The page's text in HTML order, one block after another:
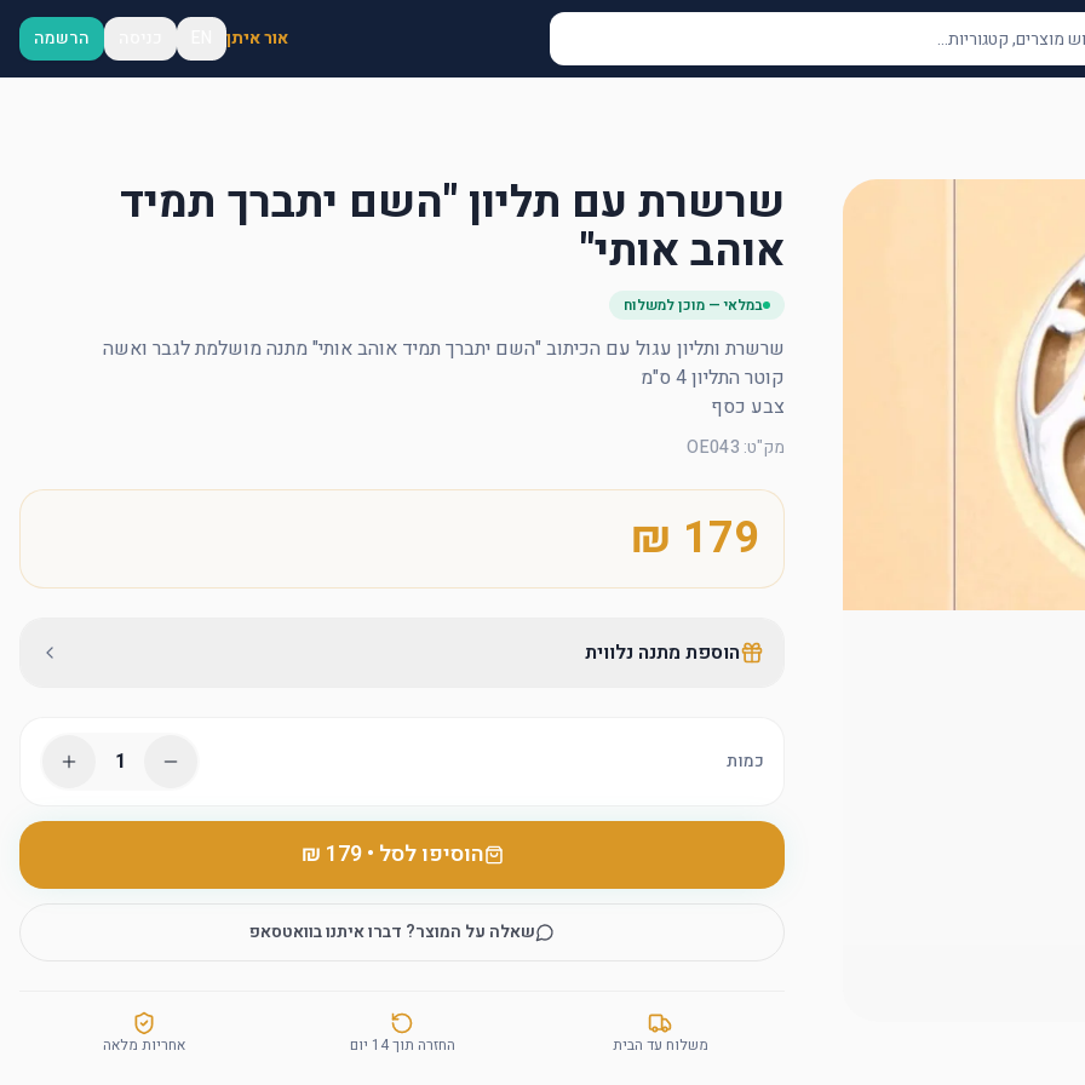
אור איתן הרשמה
שרשרת עם תליון "השם יתברך תמיד
אוהב אותי"
במלאי — מוכן למשלוח
צבע כסף
מק"ט:
OE043
הוספת מתנה נלווית
כמות 1
הוסיפו לסל •
‏179 ₪
שאלה על המוצר? דברו איתנו בוואטסאפ
משלוח עד הבית החזרה תוך 14 יום אחריות מלאה